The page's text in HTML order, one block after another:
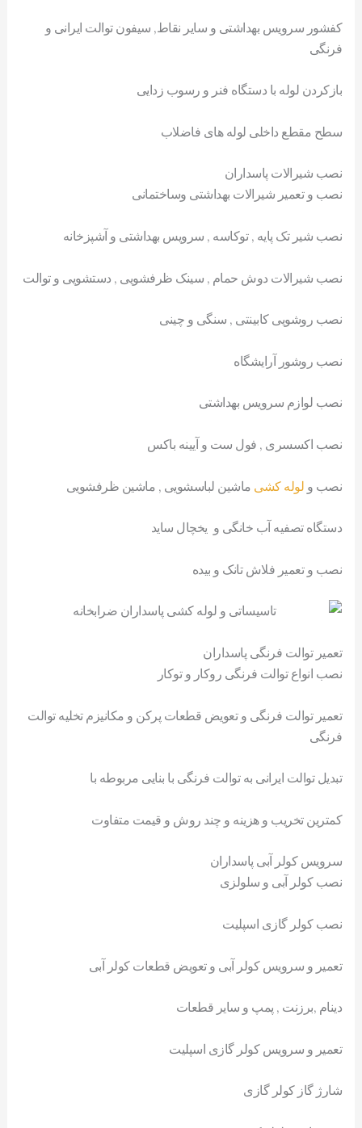
کفشور سرویس بهداشتی و سایر نقاط, سیفون توالت ایرانی و
فرنگی
بازکردن لوله با دستگاه فنر و رسوب زدایی
سطح مقطع داخلی لوله های فاضلاب
نصب شیرالات پاسداران
نصب و تعمیر شیرالات بهداشتی وساختمانی
نصب شیر تک پایه , توکاسه , سرویس بهداشتی و آشپزخانه
نصب شیرالات دوش حمام , سینک ظرفشویی , دستشویی و توالت
نصب روشویی کابینتی , سنگی و چینی
نصب روشور آرایشگاه
نصب لوازم سرویس بهداشتی
نصب اکسسری , فول ست و آیینه باکس
نصب و لوله کشی ماشین لباسشویی , ماشین ظرفشویی
دستگاه تصفیه آب خانگی و یخچال ساید
نصب و تعمیر فلاش تانک و بیده
تعمیر توالت فرنگی پاسداران
نصب انواع توالت فرنگی روکار و توکار
تعمیر توالت فرنگی و تعویض قطعات پرکن و مکانیزم تخلیه توالت
فرنگی
تبدیل توالت ایرانی به توالت فرنگی با بنایی مربوطه با
کمترین تخریب و هزینه و چند روش و قیمت متفاوت
سرویس کولر آبی پاسداران
نصب کولر آبی و سلولزی
نصب کولر گازی اسپلیت
تعمیر و سرویس کولر آبی و تعویض قطعات کولر آبی
دینام ,برزنت , پمپ و سایر قطعات
تعمیر و سرویس کولر گازی اسپلیت
شارژ گاز کولر گازی